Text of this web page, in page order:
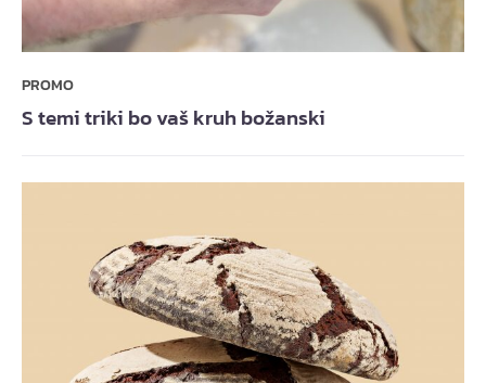
PROMO
S temi triki bo vaš kruh božanski